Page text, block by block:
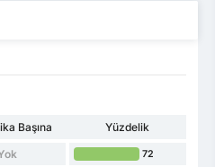
Başına
Yüzdelik
72